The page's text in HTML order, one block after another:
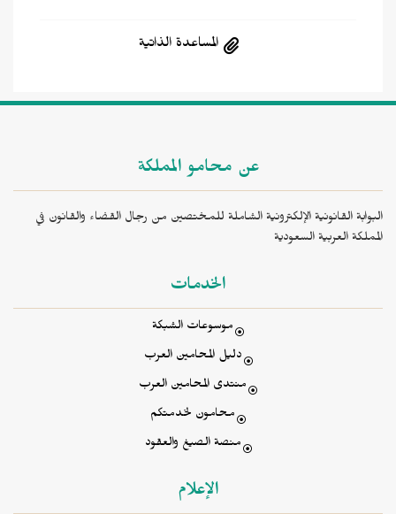
المساعدة الذاتية
عن محامو المملكة
البوابة القانونية الإلكترونية الشاملة للمختصين من رجال القضاء والقانون في
المملكة العربية السعودية
الخدمات
موسوعات الشبكة
دليل المحامين العرب
منتدى المحامين العرب
محامون لخدمتكم
منصة الصيغ والعقود
الإعلام